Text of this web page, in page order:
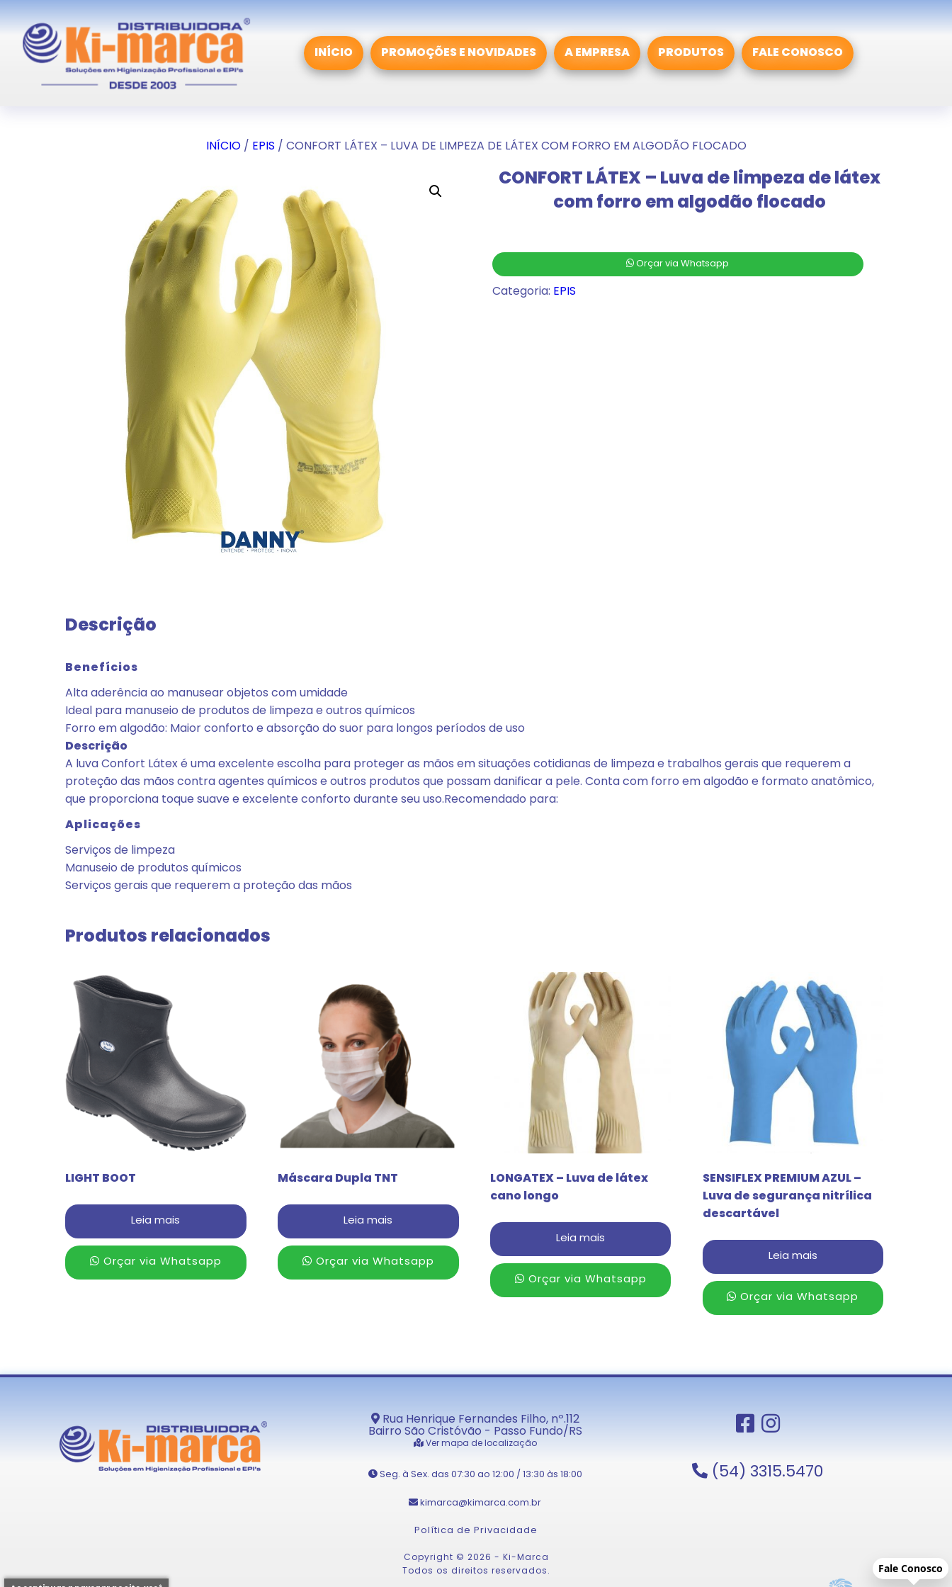
INÍCIO PROMOÇÕES E NOVIDADES A EMPRESA PRODUTOS FALE CONOSCO
INÍCIO/ EPIS / CONFORT LÁTEX – LUVA DE LIMPEZA DE LÁTEX COM FORRO EM ALGODÃO FLOCADO
CONFORT LÁTEX – Luva de limpeza de látex
com forro em algodão flocado
Orçar via Whatsapp
Categoria: EPIS
Descrição
Benefícios
Alta aderência ao manusear objetos com umidade
Ideal para manuseio de produtos de limpeza e outros químicos
Forro em algodão: Maior conforto e absorção do suor para longos períodos de uso
Descrição
A luva Confort Látex é uma excelente escolha para proteger as mãos em situações cotidianas de limpeza e trabalhos gerais que requerem a
proteção das mãos contra agentes químicos e outros produtos que possam danificar a pele. Conta com forro em algodão e formato anatômico,
que proporciona toque suave e excelente conforto durante seu uso.Recomendado para:
Aplicações
Serviços de limpeza
Manuseio de produtos químicos
Serviços gerais que requerem a proteção das mãos
Produtos relacionados
LIGHT BOOT
Leia mais
Orçar via Whatsapp
Máscara Dupla TNT
Leia mais
Orçar via Whatsapp
LONGATEX – Luva de látex
cano longo
Leia mais
Orçar via Whatsapp
SENSIFLEX PREMIUM AZUL –
Luva de segurança nitrílica
descartável
Leia mais
Orçar via Whatsapp
Rua Henrique Fernandes Filho, nº.112
Bairro São Cristóvão - Passo Fundo/RS
Ver mapa de localização
Seg. à Sex. das 07:30 ao 12:00 / 13:30 às 18:00
kimarca@kimarca.com.br
(54) 3315.5470
Política de Privacidade
Copyright © 2026 - Ki-Marca
Todos os direitos reservados.